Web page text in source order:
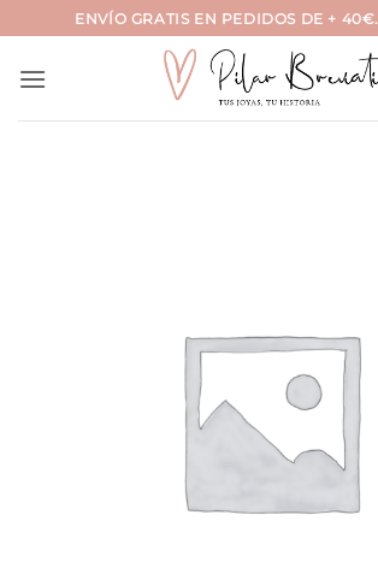
al
contenido
ENVÍO GRATIS EN PEDIDOS DE + 40€.